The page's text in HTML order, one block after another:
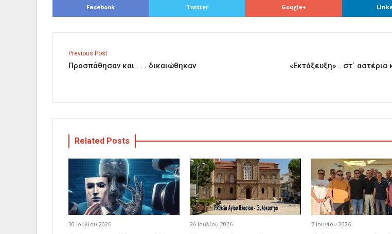
Facebook Twitter Google+
Previous Post
Προσπάθησαν και . . . δικαιώθηκαν
«Εκτόξευξη»… στ΄ αστέρια
Related Posts
30 Ιουλίου 2026 26 Ιουλίου 2026 7 Ιουνίου 2026